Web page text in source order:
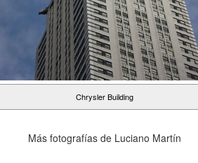
Chrysler Building
Más fotografías de Luciano Martín